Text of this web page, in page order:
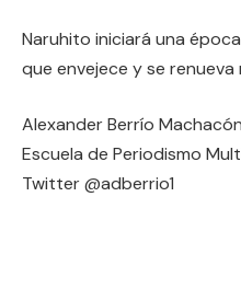
Naruhito iniciará una
que envejece y se
Alexander Berrío Machacón
Escuela de Periodismo
Twitter @adberrio1